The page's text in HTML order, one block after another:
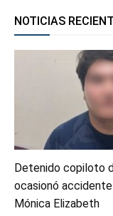
NOTICIAS
Detenido copiloto
ocasionó
Mónica Elizabeth